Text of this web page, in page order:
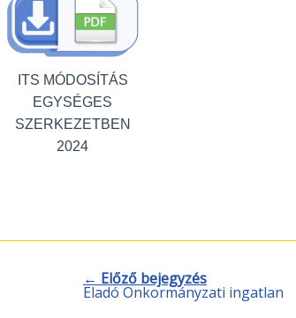
ITS MÓDOSÍTÁS
EGYSÉGES
SZERKEZETBEN
2024
← Előző bejegyzés
Eladó Önkormányzati ingatlan